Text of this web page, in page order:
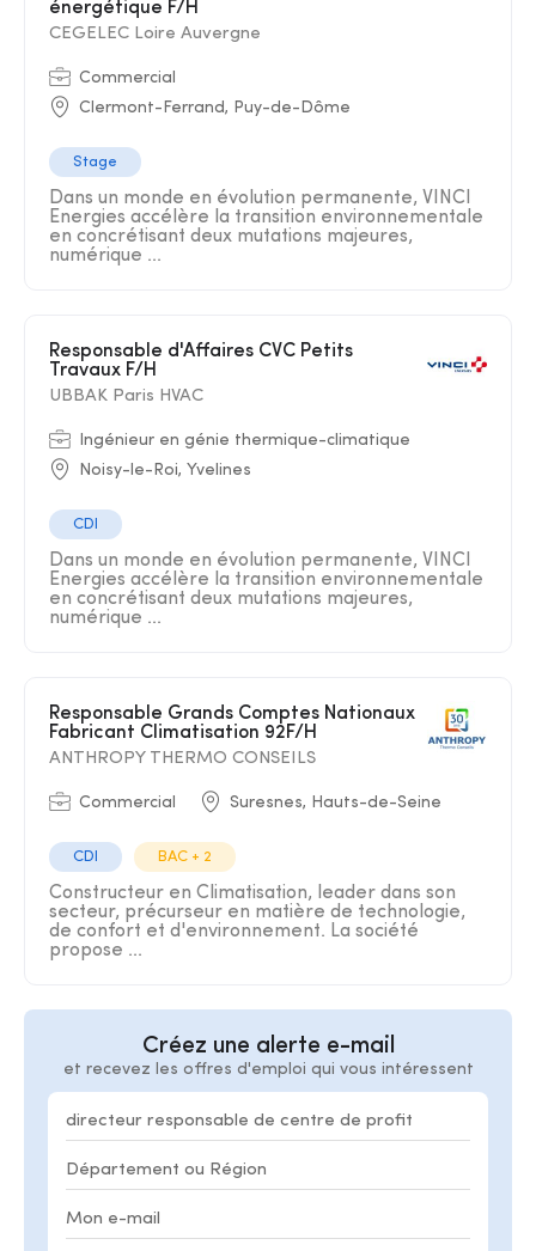
énergétique F/H
CEGELEC Loire Auvergne
Commercial
Clermont-Ferrand, Puy-de-Dôme
Stage
Dans un monde en évolution permanente, VINCI
Energies accélère la transition environnementale
en concrétisant deux mutations majeures,
numérique ...
Responsable d'Affaires CVC Petits
Travaux F/H
UBBAK Paris HVAC
Ingénieur en génie thermique-climatique
Noisy-le-Roi, Yvelines
CDI
Dans un monde en évolution permanente, VINCI
Energies accélère la transition environnementale
en concrétisant deux mutations majeures,
numérique ...
Responsable Grands Comptes Nationaux
Fabricant Climatisation 92F/H
ANTHROPY THERMO CONSEILS
Commercial Suresnes, Hauts-de-Seine
CDI BAC + 2
Constructeur en Climatisation, leader dans son
secteur, précurseur en matière de technologie,
de confort et d'environnement. La société
propose ...
Créez une alerte e-mail
et recevez les offres d'emploi qui vous intéressent